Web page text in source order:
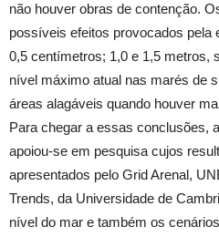
não houver obras de contenção.
possíveis efeitos provocados pela
0,5 centímetros; 1,0 e 1,5 metros,
nível máximo atual nas marés de
áreas alagáveis quando houver
Para chegar a essas conclusões,
apoiou-se em pesquisa cujos
apresentados pelo Grid Arenal,
Trends, da Universidade de
nível do mar e também os